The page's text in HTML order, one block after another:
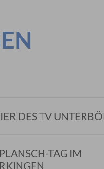
DES TV
TAG IM